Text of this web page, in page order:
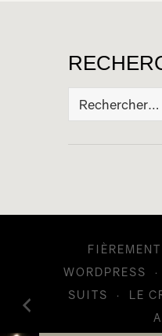
Rechercher :
WORDPRESS
·
SUITS
· LE